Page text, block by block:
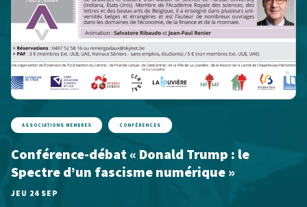
ASSOCIATIONS MEMBRES CONFÉRENCES
Conférence-débat « Donald Trump : le
Spectre d’un fascisme numérique »
JEU 24 SEP